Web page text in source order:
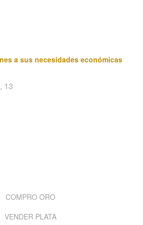
a sus necesidades económicas
13
COMPRO ORO
VENDER PLATA